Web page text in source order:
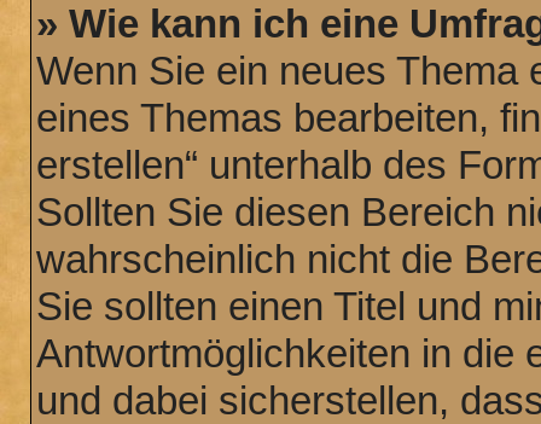
» Wie kann ich eine
Wenn Sie ein neues Thema
eines Themas bearbeiten,
erstellen“ unterhalb des
Sollten Sie diesen Bereich
wahrscheinlich nicht die
Sie sollten einen Titel und
Antwortmöglichkeiten in die
und dabei sicherstellen,